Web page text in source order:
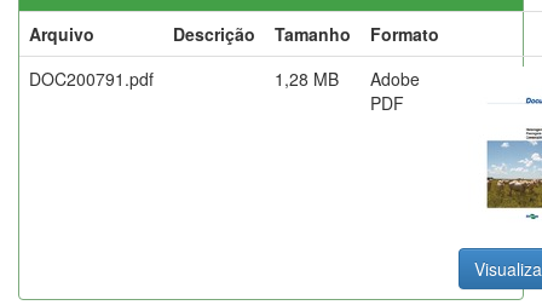
Arquivo
Descrição Tamanho
Formato
DOC200791.pdf
1,28 MB
Adobe
PDF